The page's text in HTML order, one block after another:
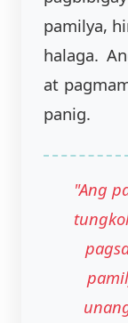
pamilya,
halaga.
at
panig.
"Ang